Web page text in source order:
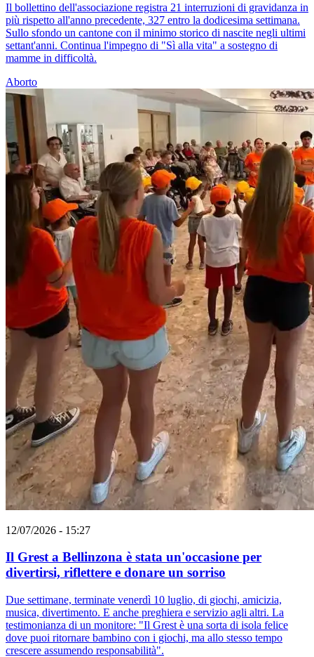
Il bollettino dell'associazione registra 21 interruzioni di gravidanza in
più rispetto all'anno precedente, 327 entro la dodicesima settimana.
Sullo sfondo un cantone con il minimo storico di nascite negli ultimi
settant'anni. Continua l'impegno di "Sì alla vita" a sostegno di
mamme in difficoltà.
Aborto
12/07/2026 - 15:27
Il Grest a Bellinzona è stata un'occasione per
divertirsi, riflettere e donare un sorriso
Due settimane, terminate venerdì 10 luglio, di giochi, amicizia,
musica, divertimento. E anche preghiera e servizio agli altri. La
testimonianza di un monitore: "Il Grest è una sorta di isola felice
dove puoi ritornare bambino con i giochi, ma allo stesso tempo
crescere assumendo responsabilità".